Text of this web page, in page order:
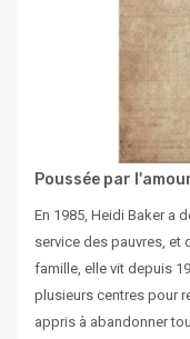
Poussée par
En 1985, Heidi Baker a
service des pauvres, et
famille, elle vit depuis
plusieurs centres pour
appris à abandonner